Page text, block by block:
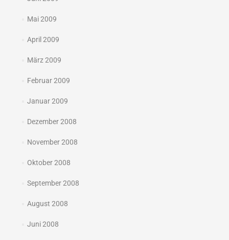
Mai 2009
April 2009
März 2009
Februar 2009
Januar 2009
Dezember 2008
November 2008
Oktober 2008
September 2008
August 2008
Juni 2008